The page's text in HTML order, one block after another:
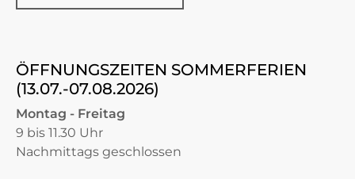
ÖFFNUNGSZEITEN SOMMERFERIEN
(13.07.-07.08.2026)
Montag - Freitag
9 bis 11.30 Uhr
Nachmittags geschlossen